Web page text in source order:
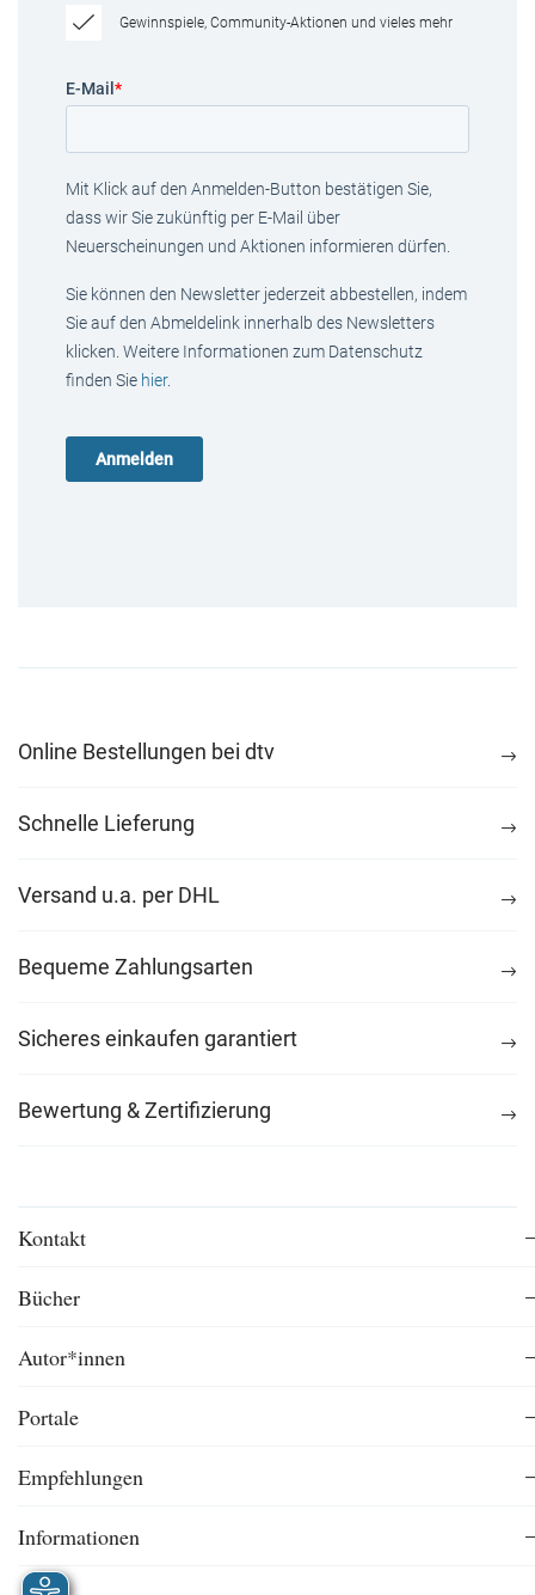
Gewinnspiele, Community-Aktionen und vieles mehr
E-Mail *
Mit Klick auf den Anmelden-Button bestätigen Sie,
dass wir Sie zukünftig per E-Mail über
Neuerscheinungen und Aktionen informieren dürfen.
Sie können den Newsletter jederzeit abbestellen, indem
Sie auf den Abmeldelink innerhalb des Newsletters
klicken. Weitere Informationen zum Datenschutz
finden Sie hier.
Online Bestellungen bei dtv
Schnelle Lieferung
Versand u.a. per DHL
Bequeme Zahlungsarten
Sicheres einkaufen garantiert
Bewertung & Zertifizierung
Kontakt
Bücher
Autor*innen
Portale
Empfehlungen
Informationen